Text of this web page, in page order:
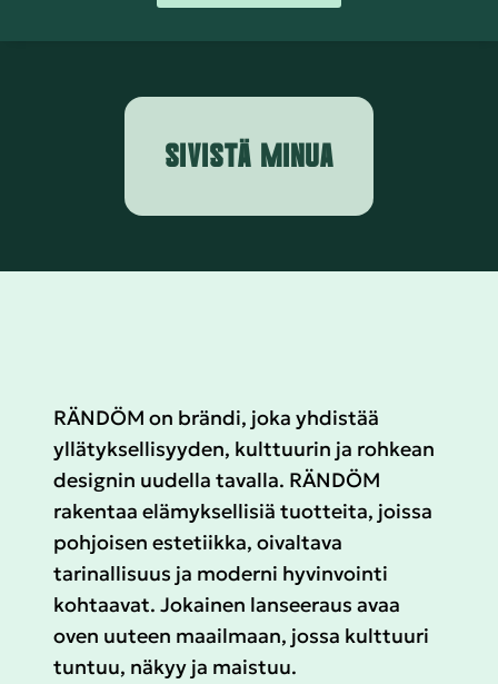
SIVISTÄ MINUA
RÄNDÖM on brändi, joka yhdistää
yllätyksellisyyden, kulttuurin ja rohkean
designin uudella tavalla. RÄNDÖM
rakentaa elämyksellisiä tuotteita, joissa
pohjoisen estetiikka, oivaltava
tarinallisuus ja moderni hyvinvointi
kohtaavat. Jokainen lanseeraus avaa
oven uuteen maailmaan, jossa kulttuuri
tuntuu, näkyy ja maistuu.